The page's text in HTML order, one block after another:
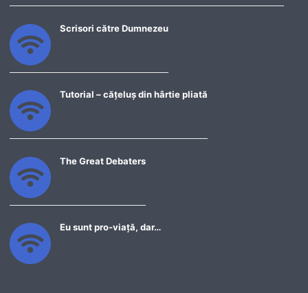
Scrisori către Dumnezeu
Tutorial – cățeluș din hârtie pliată
The Great Debaters
Eu sunt pro-viață, dar…